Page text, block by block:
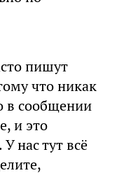
пишут
что никак
в сообщении
и это
нас тут всё